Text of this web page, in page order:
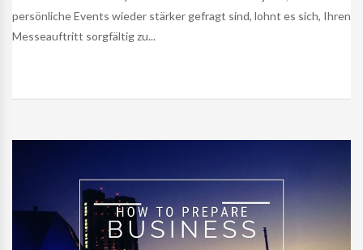
persönliche Events wieder stärker gefragt sind, lohnt es sich, Ihren
Messeauftritt sorgfältig zu...